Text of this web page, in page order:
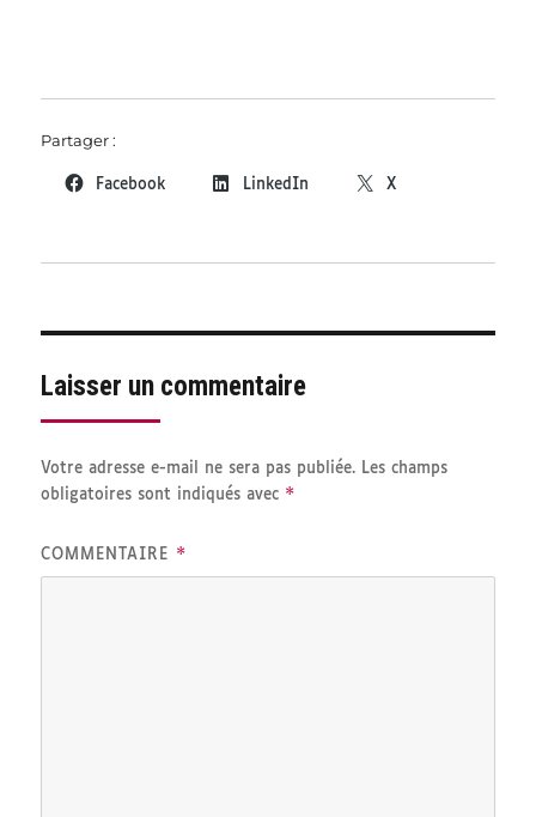
Partager :
Facebook LinkedIn X
Laisser un commentaire
Votre adresse e-mail ne sera pas publiée. Les champs
obligatoires sont indiqués avec *
COMMENTAIRE *